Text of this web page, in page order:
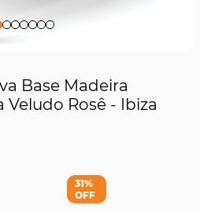
Base Madeira
Veludo Rosê - Ibiza
31%
OFF